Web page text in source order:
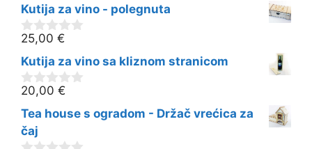
d
5
Kutija za vino - polegnuta
0
o
d
5
25,00 €
Kutija za vino sa kliznom stranicom
0
o
d
5
20,00 €
Tea house s ogradom - Držač vrećica za
čaj